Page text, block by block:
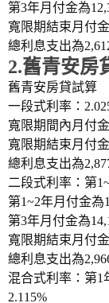
第3年月付金為
寬限期結束月付
總利息支出為
2.舊青安房
舊青安房貸試算
一段式利率：
寬限期間內月付
寬限期結束月付
總利息支出為
二段式利率：第
第1~2年月付金為
第3年月付金為
寬限期結束月付
總利息支出為
混合式利率：第1
2.115%